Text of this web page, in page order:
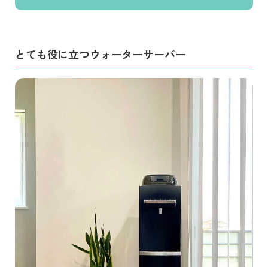
とても役に立つウォーターサーバー